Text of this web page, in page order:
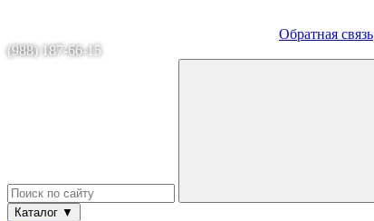
Обратная связь
(988) 187-66-15
Каталог ▼